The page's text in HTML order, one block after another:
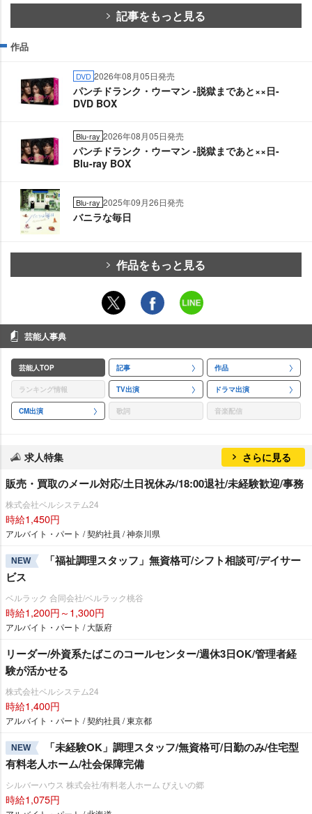
記事をもっと見る
作品
DVD 2026年08月05日発売
パンチドランク・ウーマン -脱獄まであと××日-
DVD BOX
Blu-ray 2026年08月05日発売
パンチドランク・ウーマン -脱獄まであと××日-
Blu-ray BOX
Blu-ray 2025年09月26日発売
バニラな毎日
作品をもっと見る
芸能人事典
芸能人TOP 記事 作品
ランキング情報 TV出演 ドラマ出演
CM出演 歌詞 音楽配信
求人特集 さらに見る
販売・買取のメール対応/土日祝休み/18:00退社/未経験歓迎/事務
株式会社ベルシステム24
時給1,450円
アルバイト・パート / 契約社員 / 神奈川県
NEW
「福祉調理スタッフ」無資格可/シフト相談可/デイサー
ビス
ベルラック 合同会社/ベルラック桃谷
時給1,200円～1,300円
アルバイト・パート / 大阪府
リーダー/外資系たばこのコールセンター/週休3日OK/管理者経
験が活かせる
株式会社ベルシステム24
時給1,400円
アルバイト・パート / 契約社員 / 東京都
NEW
「未経験OK」調理スタッフ/無資格可/日勤のみ/住宅型
有料老人ホーム/社会保障完備
シルバーハウス 株式会社/有料老人ホーム びえいの郷
時給1,075円